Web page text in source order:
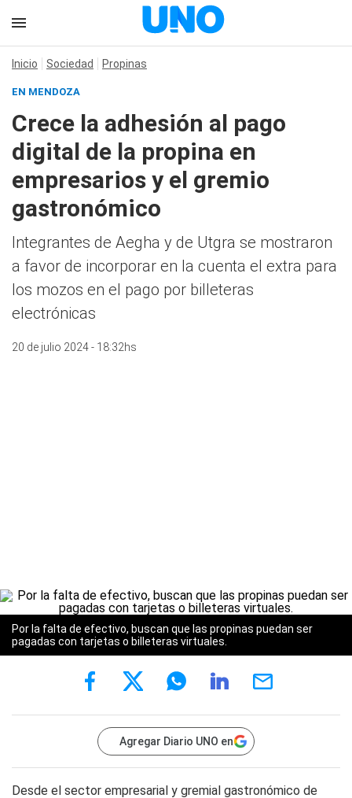
Inicio Sociedad Propinas
EN MENDOZA
Crece la adhesión al pago
digital de la propina en
empresarios y el gremio
gastronómico
Integrantes de Aegha y de Utgra se mostraron
a favor de incorporar en la cuenta el extra para
los mozos en el pago por billeteras
electrónicas
20 de julio 2024 - 18:32hs
Por la falta de efectivo, buscan que las propinas puedan ser
pagadas con tarjetas o billeteras virtuales.
Agregar Diario UNO en
Desde el sector empresarial y gremial gastronómico de